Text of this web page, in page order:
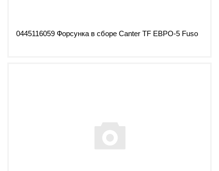
0445116059 Форсунка в сборе Canter TF ЕВРО-5 Fuso